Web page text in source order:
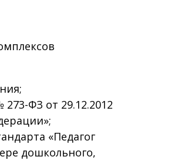
ФЗ от 29.12.2012
«Педагог
дошкольного,